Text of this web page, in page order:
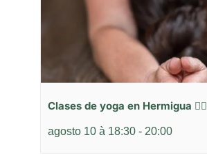
Clases de yoga en Hermigua 🧘‍♂️
agosto 10 à 18:30 - 20:00